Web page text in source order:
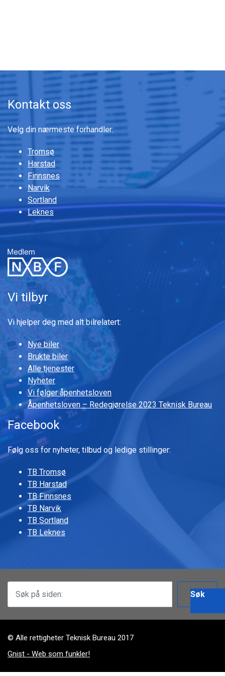
Kontakt oss
Velg din nærmeste forhandler:
Tromsø
Harstad
Finnsnes
Narvik
Sortland
Leknes
Vi tilbyr
Vi hjelper deg med alt bilrelatert:
Nye biler
Brukte biler
Alle tjenester
Nyheter
Vi følger åpenhetsloven
Åpenhetsloven – Redegjørelse 2023 Teknisk Bureau
Facebook
Følg oss for nyheter, tilbud og ledige stillinger:
TB Tromsø
TB Harstad
TB Finnsnes
TB Narvik
TB Sortland
TB Leknes
Søk
© Alle rettigheter Teknisk Bureau 2017
Gnist - Web som funkler!